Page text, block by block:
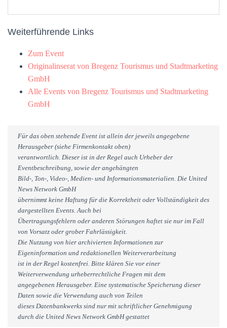
Weiterführende Links
Zum Event
Originalinserat von Bregenz Tourismus und Stadtmarketing
GmbH
Alle Events von Bregenz Tourismus und Stadtmarketing
GmbH
Für das oben stehende Event ist allein der jeweils angegebene
Herausgeber (siehe Firmenkontakt oben)
verantwortlich. Dieser ist in der Regel auch Urheber der
Eventbeschreibung, sowie der angehängten
Bild-, Ton-, Video-, Medien- und Informationsmaterialien. Die United
News Network GmbH
übernimmt keine Haftung für die Korrektheit oder Vollständigkeit des
dargestellten Events. Auch bei
Übertragungsfehlern oder anderen Störungen haftet sie nur im Fall
von Vorsatz oder grober Fahrlässigkeit.
Die Nutzung von hier archivierten Informationen zur
Eigeninformation und redaktionellen Weiterverarbeitung
ist in der Regel kostenfrei. Bitte klären Sie vor einer
Weiterverwendung urheberrechtliche Fragen mit dem
angegebenen Herausgeber. Eine systematische Speicherung dieser
Daten sowie die Verwendung auch von Teilen
dieses Datenbankwerks sind nur mit schriftlicher Genehmigung
durch die United News Network GmbH gestattet